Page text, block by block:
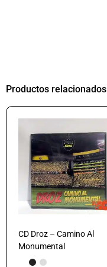
Productos relacionados
CD Droz – Camino Al
Monumental